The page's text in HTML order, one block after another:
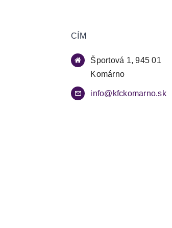
CÍM
Športová 1, 945 01
Komárno
info@kfckomarno.sk